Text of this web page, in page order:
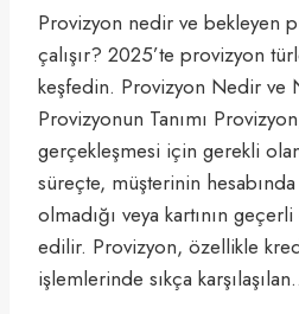
Provizyon nedir ve bekleyen
çalışır? 2025’te provizyon
keşfedin. Provizyon Nedir ve
Provizyonun Tanımı
gerçekleşmesi için gerekli
süreçte, müşterinin
olmadığı veya kartının
edilir. Provizyon, özellikle
işlemlerinde sıkça